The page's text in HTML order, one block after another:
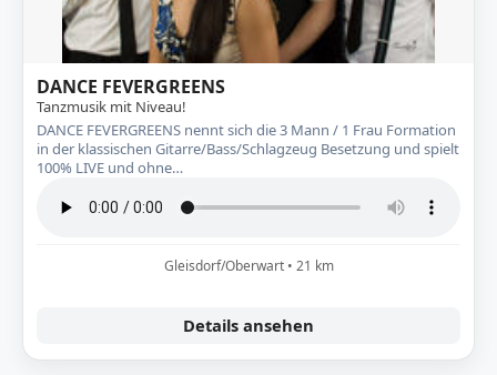
DANCE FEVERGREENS
Tanzmusik mit Niveau!
DANCE FEVERGREENS nennt sich die 3 Mann / 1 Frau Formation
in der klassischen Gitarre/Bass/Schlagzeug Besetzung und spielt
100% LIVE und ohne…
Gleisdorf/Oberwart • 21 km
Details ansehen